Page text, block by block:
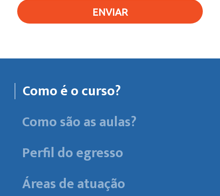
ENVIAR
Como é o curso?
Como são as aulas?
Perfil do egresso
Áreas de atuação